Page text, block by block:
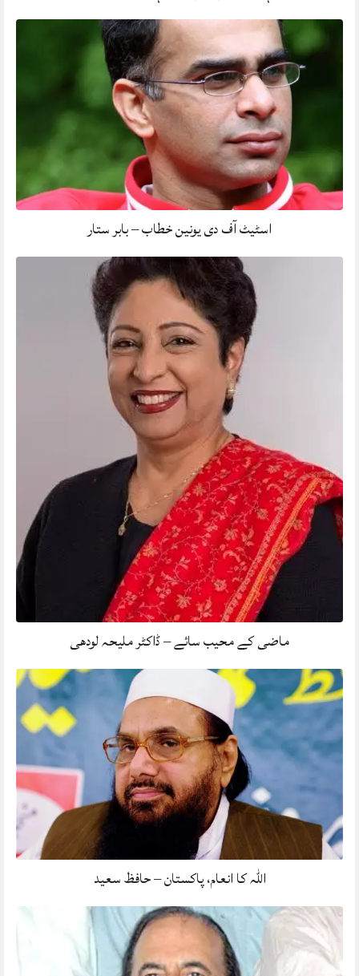
اسٹیٹ آف دی یونین خطاب – بابر ستار
ماضی کے محیب سائے – ڈاکٹر ملیحہ لودھی
اللہ کا انعام، پاکستان – حافظ سعید